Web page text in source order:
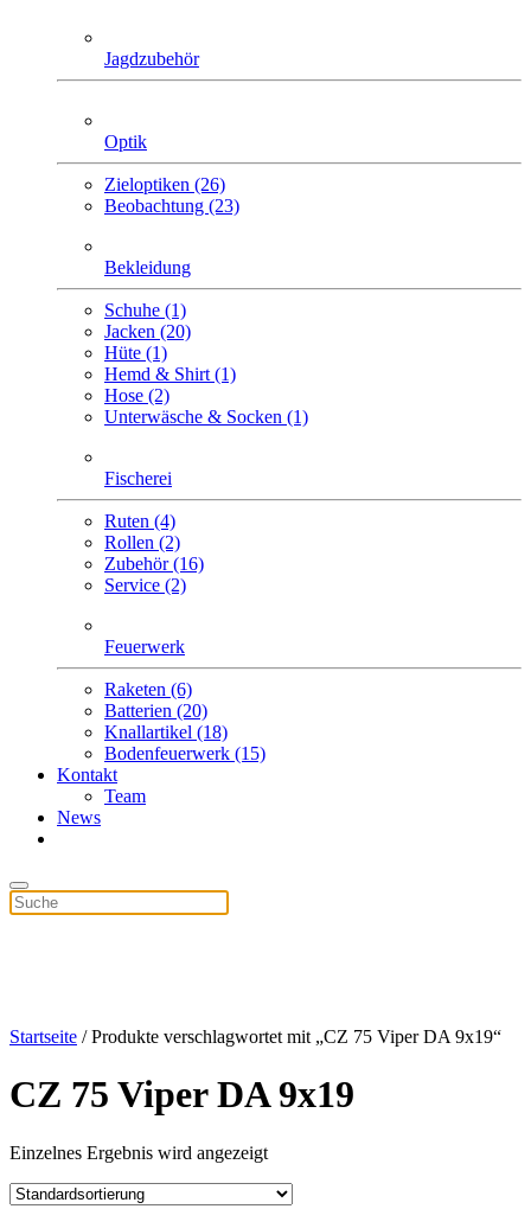
Jagdzubehör
Optik
Zieloptiken (26)
Beobachtung (23)
Bekleidung
Schuhe (1)
Jacken (20)
Hüte (1)
Hemd & Shirt (1)
Hose (2)
Unterwäsche & Socken (1)
Fischerei
Ruten (4)
Rollen (2)
Zubehör (16)
Service (2)
Feuerwerk
Raketen (6)
Batterien (20)
Knallartikel (18)
Bodenfeuerwerk (15)
Kontakt
Team
News
Startseite / Produkte verschlagwortet mit „CZ 75 Viper DA 9x19“
CZ 75 Viper DA 9x19
Einzelnes Ergebnis wird angezeigt